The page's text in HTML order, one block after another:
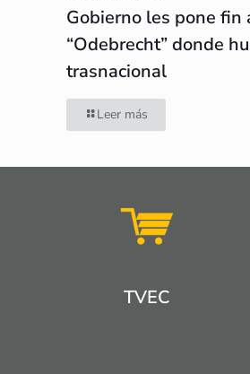
Gobierno les pone fin
“Odebrecht” donde
trasnacional
Leer más
TVEC